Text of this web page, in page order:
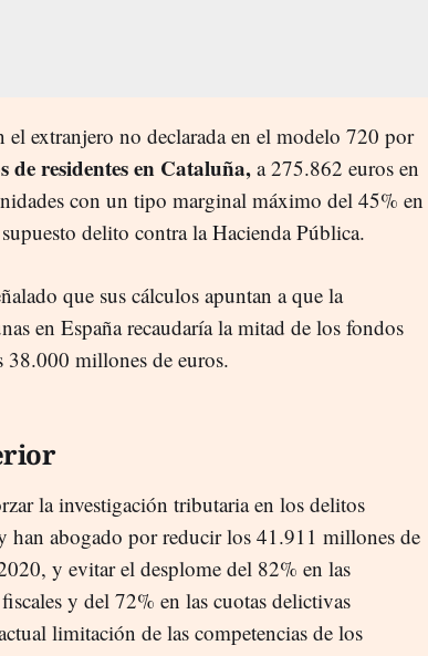
extranjero no declarada en el modelo 720 por
de residentes en Cataluña, a 275.862 euros en
con un tipo marginal máximo del 45% en
delito contra la Hacienda Pública.
que sus cálculos apuntan a que la
en España recaudaría la mitad de los fondos
38.000 millones de euros.
la investigación tributaria en los delitos
han abogado por reducir los 41.911 millones de
y evitar el desplome del 82% en las
y del 72% en las cuotas delictivas
limitación de las competencias de los